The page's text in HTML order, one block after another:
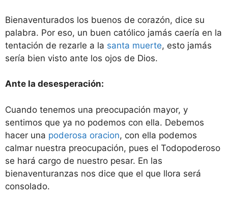
Bienaventurados los buenos de corazón, dice su
palabra. Por eso, un buen católico jamás caería en la
tentación de rezarle a la santa muerte, esto jamás
sería bien visto ante los ojos de Dios.
Ante la desesperación:
Cuando tenemos una preocupación mayor, y
sentimos que ya no podemos con ella. Debemos
hacer una poderosa oracion, con ella podemos
calmar nuestra preocupación, pues el Todopoderoso
se hará cargo de nuestro pesar. En las
bienaventuranzas nos dice que el que llora será
consolado.